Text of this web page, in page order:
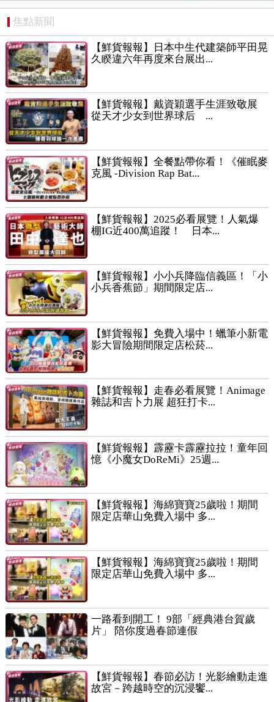
焦點新聞
【鮮貨報報】日本中生代建築師平田晃
久睽違六年再度來台展出...
【鮮貨報報】戴資穎選手生涯致敬展
從天才少女到世界球后 ...
【鮮貨報報】全餐點帶你看！《催眠麥
克風 -Division Rap Bat...
【鮮貨報報】2025必看展覽！人氣爆
棚IG近400萬追蹤！ 日本...
【鮮貨報報】小小兵降臨信義區！「小
小兵香蕉節」期間限定店...
【鮮貨報報】免費入場中！蠟筆小新電
影大冒險期間限定店松菸...
【鮮貨報報】走春必看展覽！Animage
雜誌和吉卜力展 超狂打卡...
【鮮貨報報】霹靂卡霹靂拉拉！童年回
憶《小魔女DoReMi》25週...
【鮮貨報報】海綿寶寶25歲啦！期間
限定店華山免費入場中 多...
【鮮貨報報】海綿寶寶25歲啦！期間
限定店華山免費入場中 多...
一路看到開工！ 9部「經典港台賀歲
片」 陪你度過春節連假
【鮮貨報報】春節必訪！光影繪動走進
故宮－跨越時空的沉浸饗...